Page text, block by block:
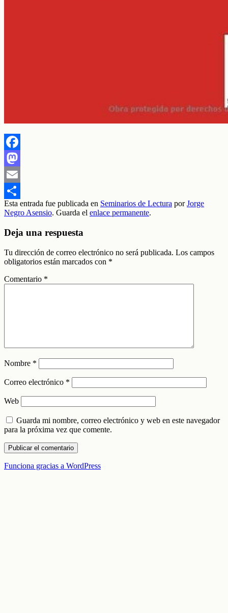
Facebook
Mastodon
Email
Compartir
Esta entrada fue publicada en Seminarios de Lectura porJorge
Negro Asensio. Guarda el enlace permanente.
Deja una respuesta
Tu dirección de correo electrónico no será publicada. Los campos
obligatorios están marcados con *
Comentario *
Nombre *
Correo electrónico *
Web
Guarda mi nombre, correo electrónico y web en este navegador
para la próxima vez que comente.
Funciona gracias a WordPress